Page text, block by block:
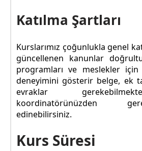
Katılma Şartları
Kurslarımız çoğunlukla genel
güncellenen kanunlar
programları ve meslekler
deneyimini gösterir belge, ek
evraklar
koordinatörünüzden
edinebilirsiniz.
Kurs Süresi